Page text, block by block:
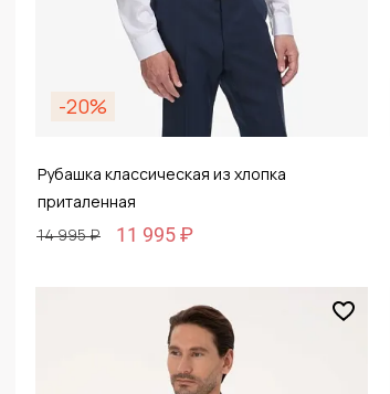
-20%
Рубашка классическая из хлопка
приталенная
14 995 ₽
11 995 ₽